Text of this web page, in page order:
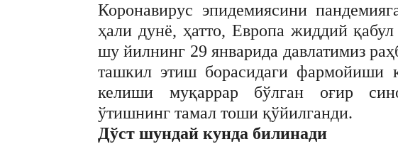
Коронавирус эпидемиясини
ҳали дунё, ҳатто, Европа жиддий
шу йилнинг 29 январида давлатимиз
ташкил этиш борасидаги фармойиши
келиши муқаррар бўлган оғир
ўтишнинг тамал тоши қўйилганди.
Дўст шундай кунда билинади